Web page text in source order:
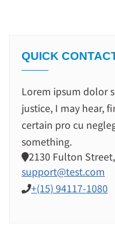
QUICK
Lorem ipsum dolor
justice, I may hear,
certain pro cu
something.
2130 Fulton
support@test.com
+(15) 94117-1080